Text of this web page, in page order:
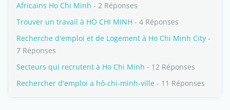
Africains Ho Chi Minh - 2 Réponses
Trouver un travail à HO CHI MINH - 4 Réponses
Recherche d'emploi et de Logement à Ho Chi Minh City -
7 Réponses
Secteurs qui recrutent à Ho Chi Minh - 12 Réponses
Rechercher d'emploi a hô-chi-minh-ville - 11 Réponses